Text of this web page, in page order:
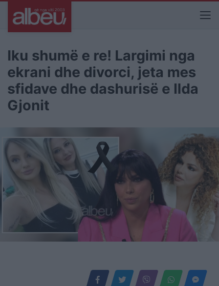
Iku shumë e re! Largimi nga
ekrani dhe divorci, jeta mes
sfidave dhe dashurisë e Ilda
Gjonit